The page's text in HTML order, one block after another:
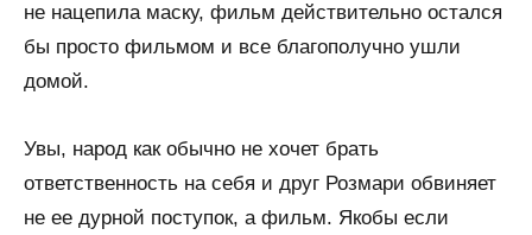
не нацепила маску, фильм действительно остался
бы просто фильмом и все благополучно ушли
домой.
Увы, народ как обычно не хочет брать
ответственность на себя и друг Розмари обвиняет
не ее дурной поступок, а фильм. Якобы если